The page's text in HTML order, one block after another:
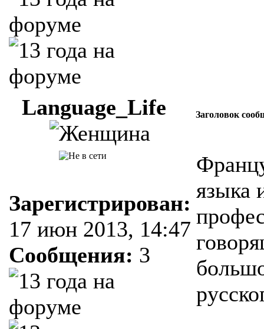
Language_Life Заголовок
Зарегистрирован:
17 июн 2013, 14:47
Сообщения: 3
языка